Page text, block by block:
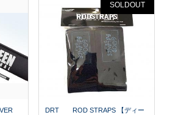
DRT ROD STRAPS 【ディー
SOLDOUT